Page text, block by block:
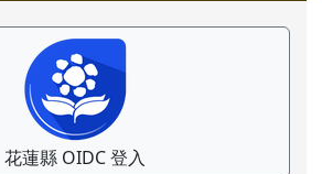
花蓮縣 OIDC 登入